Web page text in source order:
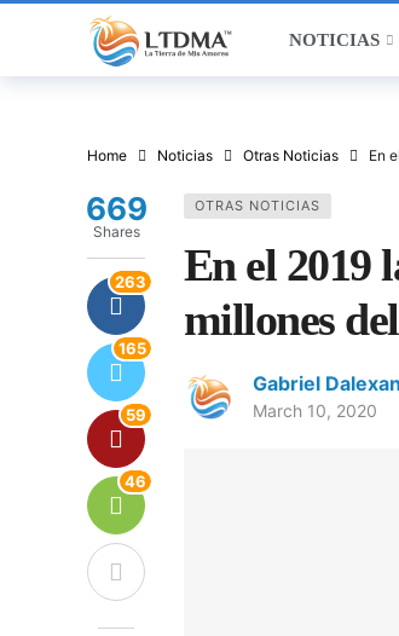
NOTICIAS
Home Noticias Otras Noticias En
OTRAS NOTICIAS
En el 2019
millones
Gabriel
March 10, 2020
669
Shares
263
165
59
46